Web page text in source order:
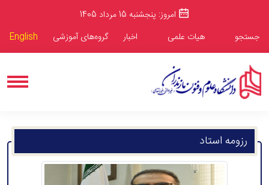
امروز: پنجشنبه 15 مرداد 1405
جستجو
هیات علمی اخبار گروه‌های آموزشی English
رزومه استاد